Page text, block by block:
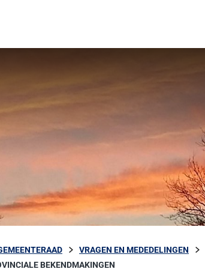
VRAGEN EN MEDEDELINGEN
BEKENDMAKINGEN